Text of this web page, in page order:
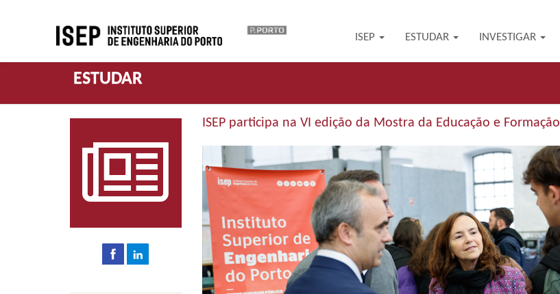
ISEP ESTUDAR INVESTIGAR
ESTUDAR
ISEP participa na VI edição da Mostra da Educação e Formação